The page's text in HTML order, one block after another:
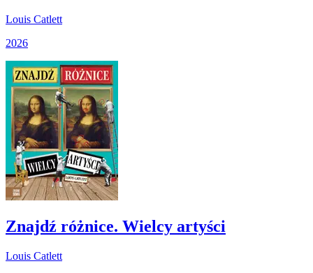
Louis Catlett
2026
Znajdź różnice. Wielcy artyści
Louis Catlett